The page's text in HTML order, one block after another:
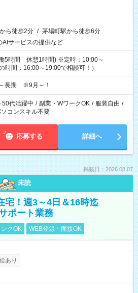
ら徒歩2分 / 茅場町駅から徒歩6分
AIサービスの提供など
5時間 休憩1時間) ※定時：10:00～
時間：16:00～19:00で相談可！）
長期 ※9月～！
50代活躍中 / 副業・WワークOK / 服装自由 /
コンスキル不要
応募する 詳細へ
掲載日：2026.08.07
未読
宅！週3～4日＆16時迄
ポート業務
ンクOK WEB登録・面接OK
あり